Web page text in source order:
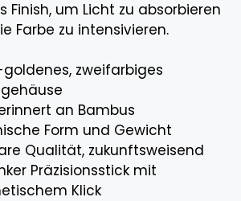
Finish, um Licht zu absorbieren
Farbe zu intensivieren.
goldenes, zweifarbiges
an Bambus
Form und Gewicht
Qualität, zukunftsweisend
Präzisionsstick mit
Klick